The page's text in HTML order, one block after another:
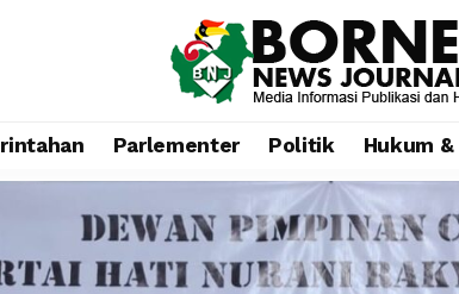
Parlementer Politik Hukum